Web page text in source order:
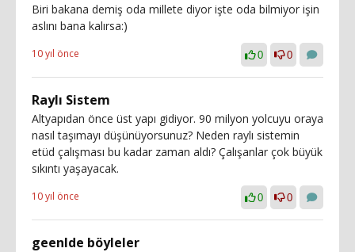
Biri bakana demiş oda millete diyor işte oda bilmiyor işin
aslını bana kalırsa:)
10 yıl önce 0 0
Raylı Sistem
Altyapıdan önce üst yapı gidiyor. 90 milyon yolcuyu oraya
nasıl taşımayı düşünüyorsunuz? Neden raylı sistemin
etüd çalışması bu kadar zaman aldı? Çalışanlar çok büyük
sıkıntı yaşayacak.
10 yıl önce 0 0
geenlde böyleler